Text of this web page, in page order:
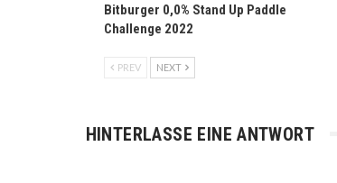
Bitburger 0,0% Stand Up Paddle
Challenge 2022
PREV NEXT
HINTERLASSE EINE ANTWORT